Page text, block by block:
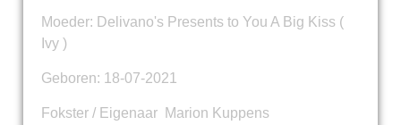
Moeder: Delivano's Presents to You A Big Kiss (
Ivy )
Geboren: 18-07-2021
Fokster / Eigenaar Marion Kuppens